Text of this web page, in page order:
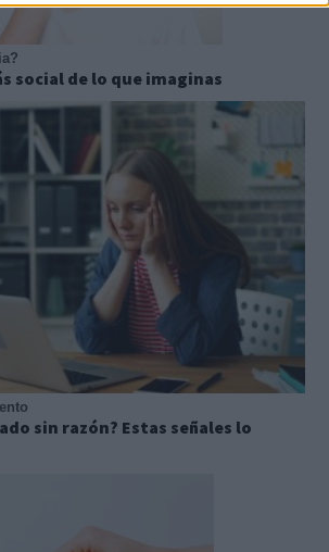
social de lo que imaginas
sin razón? Estas señales lo